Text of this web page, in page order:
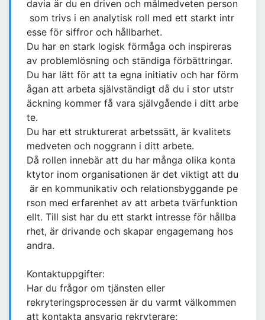
davia är du en driven och målmedveten person
som trivs i en analytisk roll med ett starkt intr
esse för siffror och hållbarhet.
Du har en stark logisk förmåga och inspireras
av problemlösning och ständiga förbättringar.
Du har lätt för att ta egna initiativ och har förm
ågan att arbeta självständigt då du i stor utstr
äckning kommer få vara självgående i ditt arbe
te.
Du har ett strukturerat arbetssätt, är kvalitets
medveten och noggrann i ditt arbete.
Då rollen innebär att du har många olika konta
ktytor inom organisationen är det viktigt att du
är en kommunikativ och relationsbyggande pe
rson med erfarenhet av att arbeta tvärfunktion
ellt. Till sist har du ett starkt intresse för hållba
rhet, är drivande och skapar engagemang hos
andra.
Kontaktuppgifter:
Har du frågor om tjänsten eller
rekryteringsprocessen är du varmt välkommen
att kontakta ansvarig rekryterare: